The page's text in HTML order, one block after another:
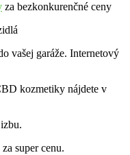
za bezkonkurenčné ceny
vašej garáže. Internetový
kozmetiky nájdete v
za super cenu.